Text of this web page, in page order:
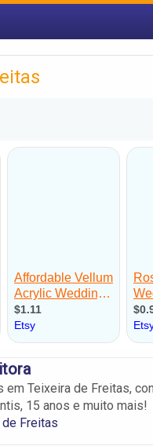
Teixeira de Freitas,
15 anos e muito mais!
Freitas